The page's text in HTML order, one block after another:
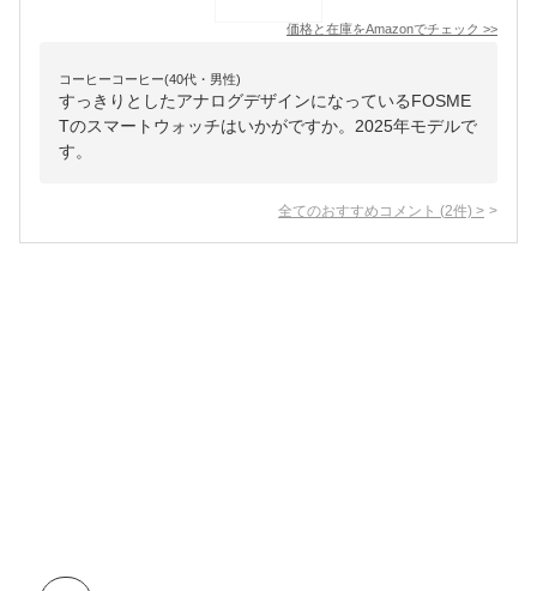
価格と在庫をAmazonでチェック >>
コーヒーコーヒー(40代・男性)
すっきりとしたアナログデザインになっているFOSME
Tのスマートウォッチはいかがですか。2025年モデルで
す。
全てのおすすめコメント (2件) >